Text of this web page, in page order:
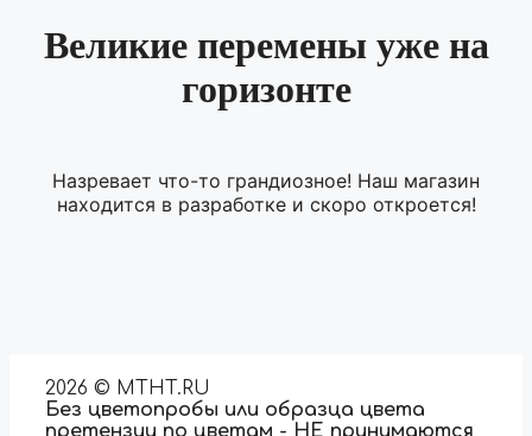
Великие перемены уже на
горизонте
Назревает что-то грандиозное! Наш магазин
находится в разработке и скоро откроется!
2026 © MTHT.RU
Без цветопробы или образца цвета
претензии по цветам - НЕ принимаются